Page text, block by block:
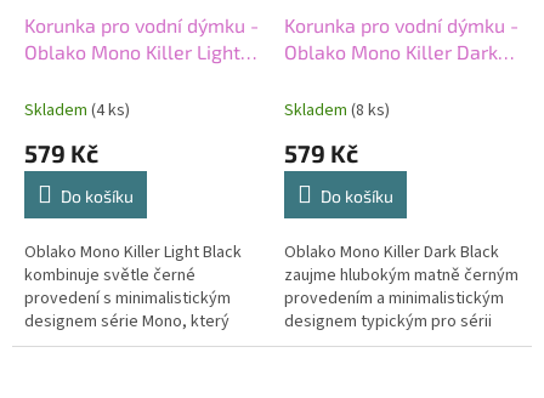
Korunka pro vodní dýmku -
Oblako Mono Killer Light
Skladem (4 ks)
579 Kč
Do košíku
Oblako Mono Killer Light Black
kombinuje světle černé
provedení s minimalistickým
designem série Mono, který
působí čistě a moderně. Killer
Korunka pro vodní dýmku -
Oblako Mono Killer Dark
Skladem (8 ks)
579 Kč
Do košíku
Oblako Mono Killer Dark Black
zaujme hlubokým matně černým
provedením a minimalistickým
designem typickým pro sérii
Mono. Killer konstrukce